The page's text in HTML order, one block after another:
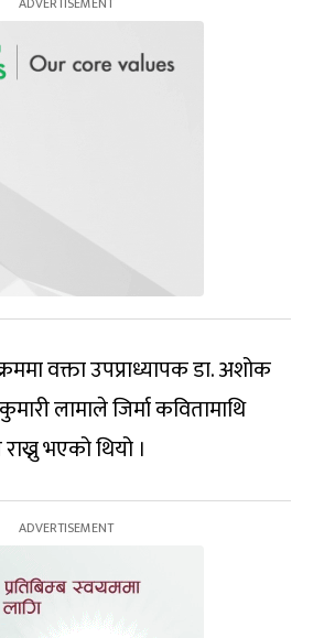
वक्ता उपप्राध्यापक डा. अशोक
लामाले जिर्मा कवितामाथि
भएको थियो ।